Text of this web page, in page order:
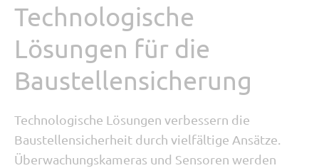
Technologische
Lösungen für die
Baustellensicherung
Technologische Lösungen verbessern die
Baustellensicherheit durch vielfältige Ansätze.
Überwachungskameras und Sensoren werden